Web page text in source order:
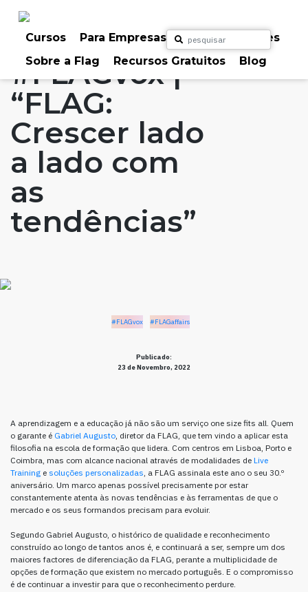
Cursos Para Empresas
Para Particulares
Sobre a Flag
Recursos Gratuitos Blog
#FLAGaffairs
#FLAGvox |
“FLAG:
Crescer lado
a lado com
as
tendências”
#FLAGvox #FLAGaffairs
Publicado:
23 de Novembro, 2022
A aprendizagem e a educação já não são um serviço one size fits all. Quem
o garante é Gabriel Augusto, diretor da FLAG, que tem vindo a aplicar esta
filosofia na escola de formação que lidera. Com centros em Lisboa, Porto e
Coimbra, mas com alcance nacional através de modalidades de Live
Training e soluções personalizadas, a FLAG assinala este ano o seu 30.º
aniversário. Um marco apenas possível precisamente por estar
constantemente atenta às novas tendências e às ferramentas de que o
mercado e os seus formandos precisam para evoluir.
Segundo Gabriel Augusto, o histórico de qualidade e reconhecimento
construído ao longo de tantos anos é, e continuará a ser, sempre um dos
maiores factores de diferenciação da FLAG, perante a multiplicidade de
opções de formação que existem no mercado português. E o compromisso
é de continuar a investir para que o reconhecimento perdure.